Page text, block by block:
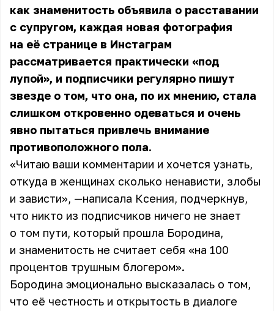
как знаменитость объявила о расставании
с супругом, каждая новая фотография
на её странице в Инстаграм
рассматривается практически «под
лупой», и подписчики регулярно пишут
звезде о том, что она, по их мнению, стала
слишком откровенно одеваться и очень
явно пытаться привлечь внимание
противоположного пола.
«Читаю ваши комментарии и хочется узнать,
откуда в женщинах сколько ненависти, злобы
и зависти», —написала Ксения, подчеркнув,
что никто из подписчиков ничего не знает
о том пути, который прошла Бородина,
и знаменитость не считает себя «на 100
процентов трушным блогером».
Бородина эмоционально высказалась о том,
что её честность и открытость в диалоге